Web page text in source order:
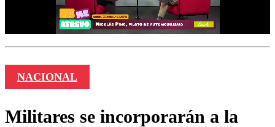
NACIONAL
Militares se incorporarán a la